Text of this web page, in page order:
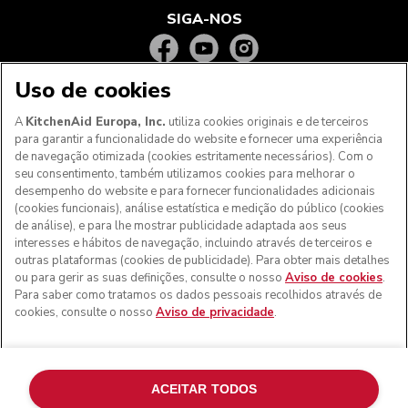
SIGA-NOS
Aos clientes nos Açores, Madeira e outros territórios
portugueses: Por favor, contacte a nossa equipa de Apoio
ao Cliente para efetuar a sua encomenda, de forma a
podermos fornecer os custos de envio exatos e aplicar a
taxa de IVA correta
nos EUA e noutros locais.
Uso de cookies
A KitchenAid Europa, Inc. utiliza cookies originais e de terceiros
para garantir a funcionalidade do website e fornecer uma experiência
de navegação otimizada (cookies estritamente necessários). Com o
seu consentimento, também utilizamos cookies para melhorar o
desempenho do website e para fornecer funcionalidades adicionais
(cookies funcionais), análise estatística e medição do público (cookies
de análise), e para lhe mostrar publicidade adaptada aos seus
interesses e hábitos de navegação, incluindo através de terceiros e
outras plataformas (cookies de publicidade). Para obter mais detalhes
ou para gerir as suas definições, consulte o nosso Aviso de cookies.
Para saber como tratamos os dados pessoais recolhidos através de
cookies, consulte o nosso Aviso de privacidade.
ACEITAR TODOS